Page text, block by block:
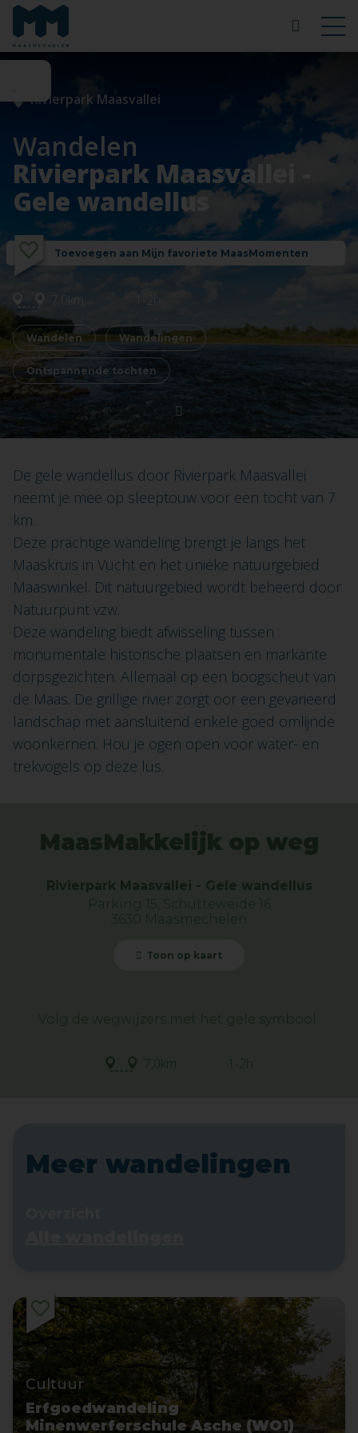
Rivierpark Maasvallei
Wandelen
Rivierpark Maasvallei -
Gele wandellus
Toevoegen aan Mijn favoriete MaasMomenten
7,0km
Wandelen Wandelingen
Ontspannende tochten
De gele wandellus door Rivierpark Maasvallei
neemt je mee op sleeptouw voor een tocht van 7
km.
Deze prachtige wandeling brengt je langs het
Maaskruis in Vucht en het unieke natuurgebied
Maaswinkel. Dit natuurgebied wordt beheerd door
Natuurpunt vzw.
Deze wandeling biedt afwisseling tussen
monumentale historische plaatsen en markante
dorpsgezichten. Allemaal op een boogscheut van
de Maas. De grillige rivier zorgt oor een gevarieerd
landschap met aansluitend enkele goed omlijnde
woonkernen. Hou je ogen open voor water- en
trekvogels op deze lus.
MaasMakkelijk op weg
Rivierpark Maasvallei - Gele wandellus
Parking 15, Schutteweide 16
3630 Maasmechelen
Toon op kaart
Volg de wegwijzers met het gele symbool
7,0km
Meer wandelingen
Cultuur
Erfgoedwandeling
Minenwerferschule Asche (WO1)